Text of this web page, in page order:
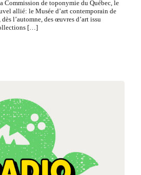
Commission de toponymie du Québec, le
allié: le Musée d’art contemporain de
l’automne, des œuvres d’art issu
[…]